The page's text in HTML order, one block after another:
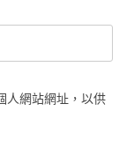
人網站網址，以供